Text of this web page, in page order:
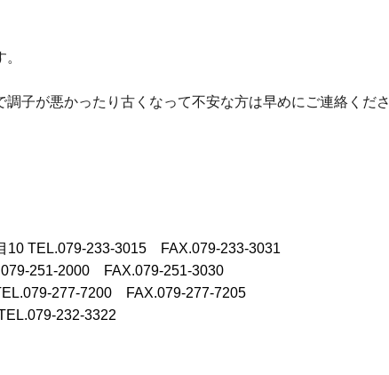
子が悪かったり古くなって不安な方は早めにご連絡くださ
10 TEL.079-233-3015 FAX.079-233-3031
251-2000 FAX.079-251-3030
277-7200 FAX.079-277-7205
232-3322